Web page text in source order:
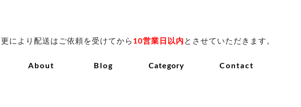
により配送はご依頼を受けてから 10営業日以内 とさせていただきます。
About Blog Category Contact